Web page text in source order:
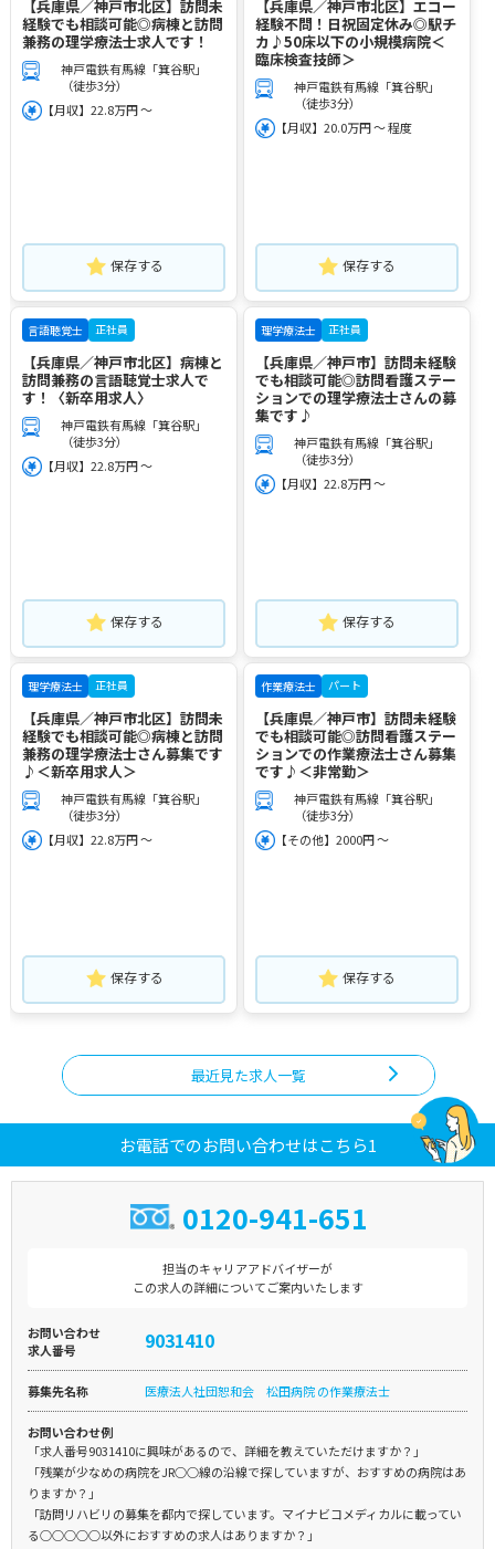
【兵庫県／神戸市北区】訪問未
経験でも相談可能◎病棟と訪問
兼務の理学療法士求人です！
神戸電鉄有馬線「箕谷駅」
（徒歩3分）
【月収】22.8万円 ～
保存する
【兵庫県／神戸市北区】エコー
経験不問！日祝固定休み◎駅チ
カ♪50床以下の小規模病院＜
臨床検査技師＞
神戸電鉄有馬線「箕谷駅」
（徒歩3分）
【月収】20.0万円 ～ 程度
保存する
言語聴覚士 正社員
【兵庫県／神戸市北区】病棟と
訪問兼務の言語聴覚士求人で
す！〈新卒用求人〉
神戸電鉄有馬線「箕谷駅」
（徒歩3分）
【月収】22.8万円 ～
保存する
理学療法士 正社員
【兵庫県／神戸市】訪問未経験
でも相談可能◎訪問看護ステー
ションでの理学療法士さんの募
集です♪
神戸電鉄有馬線「箕谷駅」
（徒歩3分）
【月収】22.8万円 ～
保存する
理学療法士 正社員
【兵庫県／神戸市北区】訪問未
経験でも相談可能◎病棟と訪問
兼務の理学療法士さん募集です
♪＜新卒用求人＞
神戸電鉄有馬線「箕谷駅」
（徒歩3分）
【月収】22.8万円 ～
保存する
作業療法士 パート
【兵庫県／神戸市】訪問未経験
でも相談可能◎訪問看護ステー
ションでの作業療法士さん募集
です♪＜非常勤＞
神戸電鉄有馬線「箕谷駅」
（徒歩3分）
【その他】2000円 ～
保存する
最近見た求人一覧
お電話でのお問い合わせはこちら1
0120-941-651
担当のキャリアアドバイザーが
この求人の詳細についてご案内いたします
お問い合わせ
求人番号
9031410
募集先名称 医療法人社団恕和会 松田病院 の作業療法士
お問い合わせ例
「求人番号9031410に興味があるので、詳細を教えていただけますか？」
「残業が少なめの病院をJR○○線の沿線で探していますが、おすすめの病院はあ
りますか？」
「訪問リハビリの募集を都内で探しています。マイナビコメディカルに載ってい
る○○○○○以外におすすめの求人はありますか？」